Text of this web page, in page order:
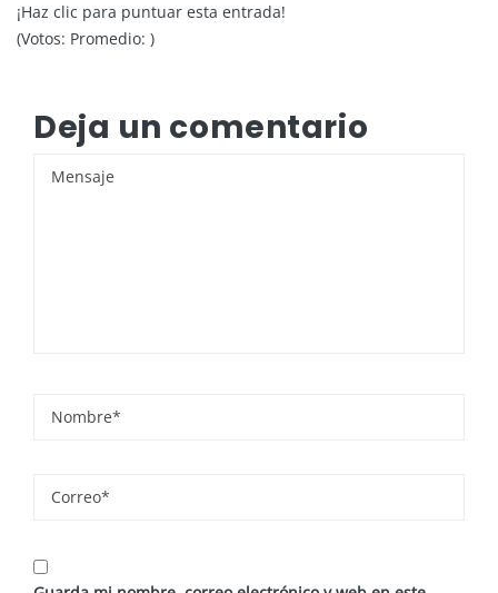
¡Haz clic para puntuar esta entrada!
(Votos: Promedio: )
Deja un comentario